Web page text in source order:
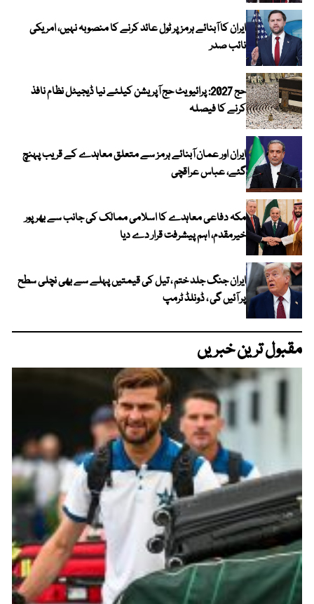
ایران کا آبنائے ہرمز پر ٹول عائد کرنے کا منصوبہ نہیں، امریکی
نائب صدر
حج 2027: پرائیویٹ حج آپریشن کیلئے نیا ڈیجیٹل نظام نافذ
کرنے کا فیصلہ
ایران اور عمان آبنائے ہرمز سے متعلق معاہدے کے قریب پہنچ
گئے، عباس عراقچی
مکہ دفاعی معاہدے کا اسلامی ممالک کی جانب سے بھرپور
خیرمقدم، اہم پیشرفت قرار دے دیا
ایران جنگ جلد ختم ، تیل کی قیمتیں پہلے سے بھی نچلی سطح
پر آئیں گی ، ڈونلڈ ٹرمپ
مقبول ترین خبریں